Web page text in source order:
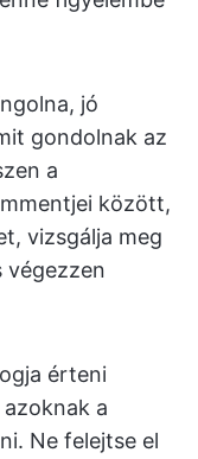
jó
gondolnak az
a
között,
vizsgálja meg
végezzen
érteni
a
Ne felejtse el